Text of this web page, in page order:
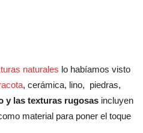
naturales lo habíamos visto
, cerámica, lino, piedras,
y las texturas rugosas incluyen
material para poner el toque